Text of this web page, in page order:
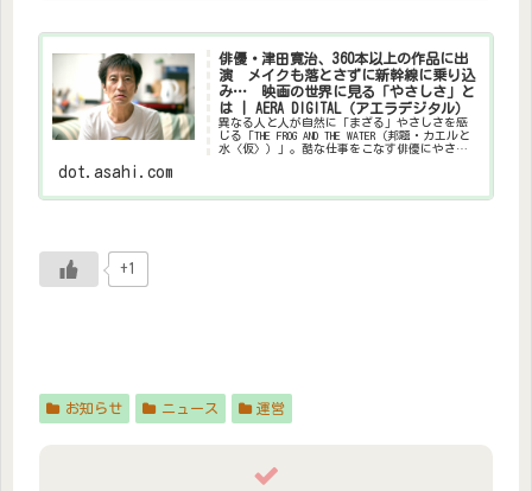
俳優・津田寛治、360本以上の作品に出
演 メイクも落とさずに新幹線に乗り込
み… 映画の世界に見る「やさしさ」と
は | AERA DIGITAL（アエラデジタル）
異なる人と人が自然に「まざる」やさしさを感
じる「THE FROG AND THE WATER（邦題・カエルと
水〈仮〉）」。酷な仕事をこなす俳優にやさし
dot.asahi.com
+1
お知らせ ニュース 運営